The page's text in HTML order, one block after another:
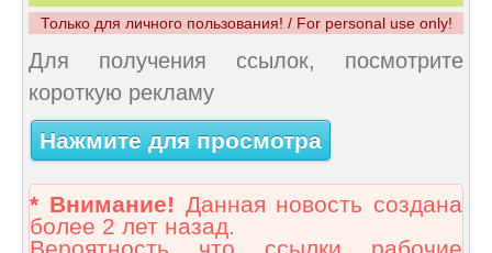
Только для личного пользования! / For personal use only!
Для получения ссылок, посмотрите
короткую рекламу
Нажмите для просмотра
* Внимание! Данная новость создана
более 2 лет назад.